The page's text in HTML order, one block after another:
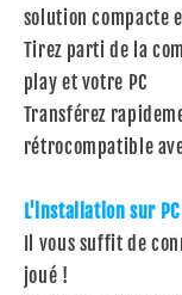
solution compacte
Tirez parti de la
play et votre PC
Transférez
rétrocompatible
L'installation sur
Il vous suffit de
joué !